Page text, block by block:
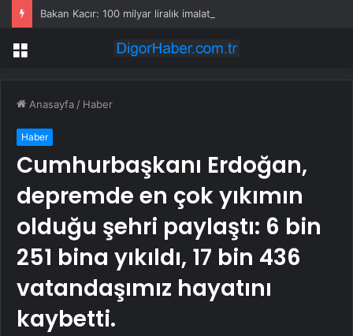
Bakan Kacır: 100 milyar liralık imalat sanayi finansmanı
Menü
Anasayfa / Haber
Haber
Cumhurbaşkanı Erdoğan,
depremde en çok yıkımın
olduğu şehri paylaştı: 6 bin
251 bina yıkıldı, 17 bin 436
vatandaşımız hayatını
kaybetti.